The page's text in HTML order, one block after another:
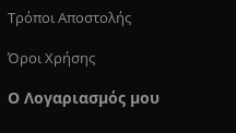
Τρόποι Αποστολής
Όροι Χρήσης
Ο Λογαριασμός μου